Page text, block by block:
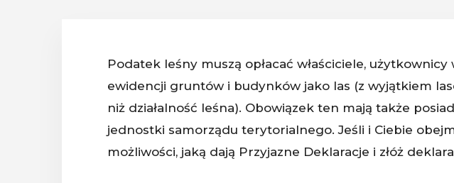
Podatek leśny muszą opłacać właściciele,
ewidencji gruntów i budynków jako las (z wyjątkiem
niż działalność leśna). Obowiązek ten mają także
jednostki samorządu terytorialnego. Jeśli i Ciebie
możliwości, jaką dają Przyjazne Deklaracje i złóż